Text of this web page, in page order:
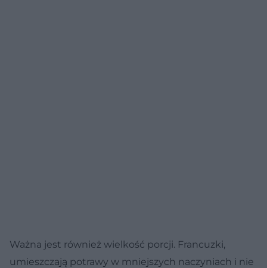
Ważna jest również wielkość porcji. Francuzki,
umieszczają potrawy w mniejszych naczyniach i nie